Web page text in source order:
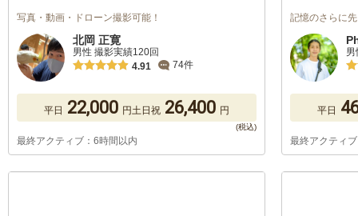
写真・動画・ドローン撮影可能！
北岡 正寛
男性 撮影実績120回
4.91
74件
平日 22,000 円土日祝 26,400 円
最終アクティブ：6時間以内
記憶のさらに
平日
最終アクティ